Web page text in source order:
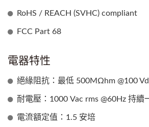
RoHS / REACH (SVHC) compliant
FCC Part 68
電器特性
絕緣阻抗：最低 500MΩhm @100
耐電壓：1000 Vac rms @60Hz 持續
電流額定值：1.5 安培